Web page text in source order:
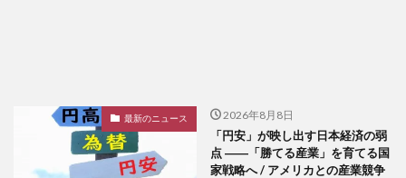
最新のニュース 2026年8月8日
「円安」が映し出す日本経済の弱
点 ――「勝てる産業」を育てる国
家戦略へ / アメリカとの産業競争